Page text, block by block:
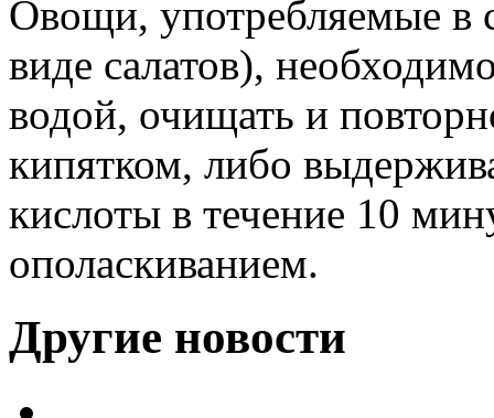
Овощи, употребляемые в
виде салатов),
водой, очищать и
кипятком, либо
кислоты в течение 10
ополаскиванием.
Другие новости